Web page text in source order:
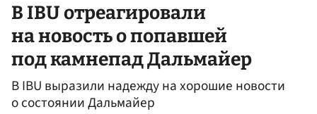
В IBU отреагировали
на новость о попавшей
под камнепад Дальмайер
В IBU выразили надежду на хорошие новости
о состоянии Дальмайер